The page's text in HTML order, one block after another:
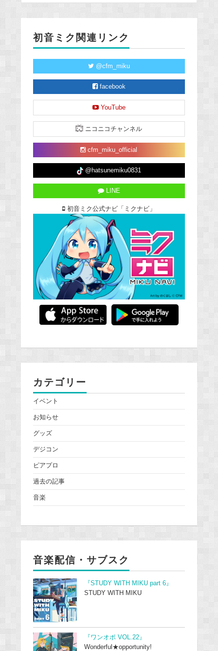
初音ミク関連リンク
@cfm_miku
facebook
YouTube
ニコニコチャンネル
cfm_miku_official
@hatsunemiku0831
LINE
初音ミク公式ナビ「ミクナビ」
カテゴリー
イベント
お知らせ
グッズ
デジコン
ピアプロ
過去の記事
音楽
音楽配信・サブスク
『STUDY WITH MIKU part 6』
STUDY WITH MIKU
『ワンオポ VOL.22』
Wonderful★opportunity!